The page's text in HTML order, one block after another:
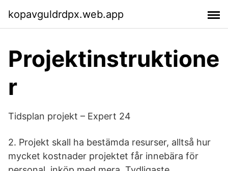
kopavguldrdpx.web.app
Projektinstruktione
r
Tidsplan projekt – Expert 24
2. Projekt skall ha bestämda resurser, alltså hur
mycket kostnader projektet får innebära för